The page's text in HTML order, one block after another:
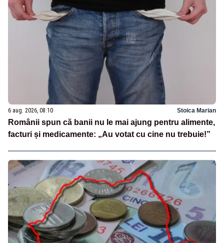
6 aug. 2026, 08:10 Stoica Marian
Românii spun că banii nu le mai ajung pentru alimente,
facturi și medicamente: „Au votat cu cine nu trebuie!”